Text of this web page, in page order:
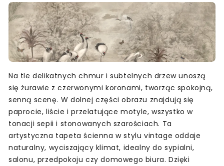
Na tle delikatnych chmur i subtelnych drzew unoszą
się żurawie z czerwonymi koronami, tworząc spokojną,
senną scenę. W dolnej części obrazu znajdują się
paprocie, liście i przelatujące motyle, wszystko w
tonacji sepii i stonowanych szarościach. Ta
artystyczna tapeta ścienna w stylu vintage oddaje
naturalny, wyciszający klimat, idealny do sypialni,
salonu, przedpokoju czy domowego biura. Dzięki